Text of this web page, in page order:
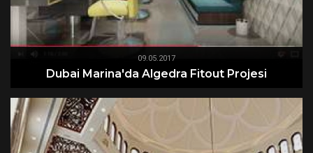
09.05.2017
Dubai Marina'da Algedra Fitout Projesi